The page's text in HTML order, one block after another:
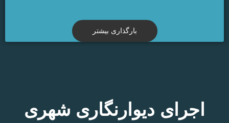
بارگذاری بیشتر
اجرای دیوارنگاری شهری